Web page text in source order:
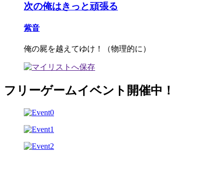
次の俺はきっと頑張る
紫音
俺の屍を越えてゆけ！（物理的に）
フリーゲームイベント開催中！